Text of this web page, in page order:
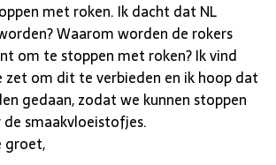
met roken. Ik dacht dat NL
Waarom worden de rokers
om te stoppen met roken? Ik vind
zet om dit te verbieden en ik hoop dat
gedaan, zodat we kunnen stoppen
smaakvloeistofjes.
groet,